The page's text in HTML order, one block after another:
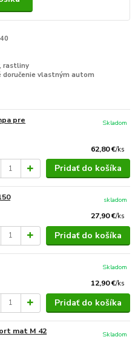
rastliny
doručenie vlastným autom
pre
62,80 €/ks
Skladom
Pridať do košíka
27,90 €/ks
skladom
Pridať do košíka
12,90 €/ks
Skladom
Pridať do košíka
mat M 42
Skladom